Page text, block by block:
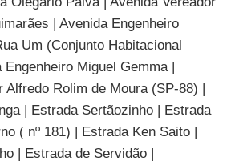
| Avenida Engenheiro
Um (Conjunto Habitacional
Engenheiro Miguel Gemma |
Alfredo Rolim de Moura (SP-88) |
| Estrada Sertãozinho | Estrada
( nº 181) | Estrada Ken Saito |
| Estrada de Servidão |